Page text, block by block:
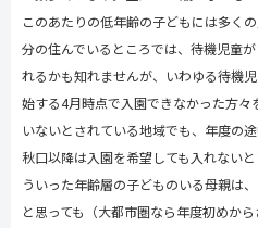
このあたりの低年齢の子どもには多く
分の住んでいるところでは、待機児童
れるかも知れませんが、いわゆる待機
始する4月時点で入園できなかった方
いないとされている地域でも、年度の
秋口以降は入園を希望しても入れない
ういった年齢層の子どものいる母親は
と思っても（大都市圏なら年度初めか